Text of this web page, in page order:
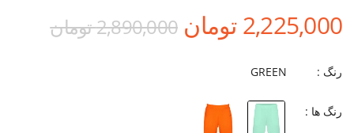
2,225,000 تومان 2,890,000 تومان
رنگ : GREEN
رنگ ها :